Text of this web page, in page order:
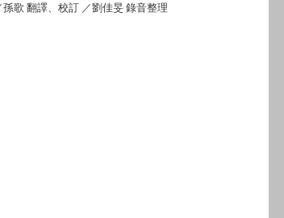
歌 翻譯、校訂 ／劉佳旻 錄音整理